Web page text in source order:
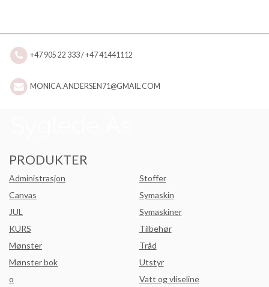
+47 905 22 333 / +47 41441112
MONICA.ANDERSEN71@GMAIL.COM
PRODUKTER
Administrasjon
Canvas
JUL
KURS
Mønster
Mønster bok
o
Stoffer
Symaskin
Symaskiner
Tilbehør
Tråd
Utstyr
Vatt og vliseline